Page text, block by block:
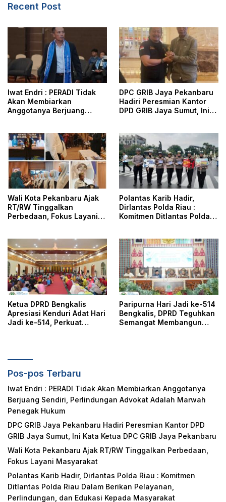
Recent Post
Iwat Endri : PERADI Tidak
Akan Membiarkan
Anggotanya Berjuang
Penegak Hukum
DPC GRIB Jaya Pekanbaru
Hadiri Peresmian Kantor
DPD GRIB Jaya Sumut, Ini
Wali Kota Pekanbaru Ajak
RT/RW Tinggalkan
Perbedaan, Fokus Layani
Polantas Karib Hadir,
Dirlantas Polda Riau :
Komitmen Ditlantas Polda
dan Edukasi Kepada
Masyarakat
Ketua DPRD Bengkalis
Apresiasi Kenduri Adat Hari
Jadi ke-514, Perkuat
Paripurna Hari Jadi ke-514
Bengkalis, DPRD Teguhkan
Semangat Membangun
Pos-pos Terbaru
Iwat Endri : PERADI Tidak Akan Membiarkan Anggotanya
Berjuang Sendiri, Perlindungan Advokat Adalah Marwah
Penegak Hukum
DPC GRIB Jaya Pekanbaru Hadiri Peresmian Kantor DPD
GRIB Jaya Sumut, Ini Kata Ketua DPC GRIB Jaya Pekanbaru
Wali Kota Pekanbaru Ajak RT/RW Tinggalkan Perbedaan,
Fokus Layani Masyarakat
Polantas Karib Hadir, Dirlantas Polda Riau : Komitmen
Ditlantas Polda Riau Dalam Berikan Pelayanan,
Perlindungan, dan Edukasi Kepada Masyarakat